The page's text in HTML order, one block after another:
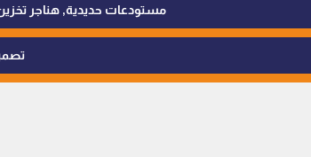
مستودعات حديدية, هناجر